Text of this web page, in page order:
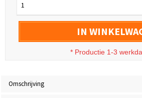
1
IN
* Productie 1-3
Omschrijving